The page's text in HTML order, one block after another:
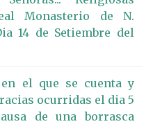
Monasterio de N.
14 de Setiembre del
el que se cuenta y
ocurridas el dia 5
de una borrasca